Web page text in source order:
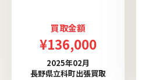
買取金額
¥136,000
2025年02月
長野県立科町出張買取